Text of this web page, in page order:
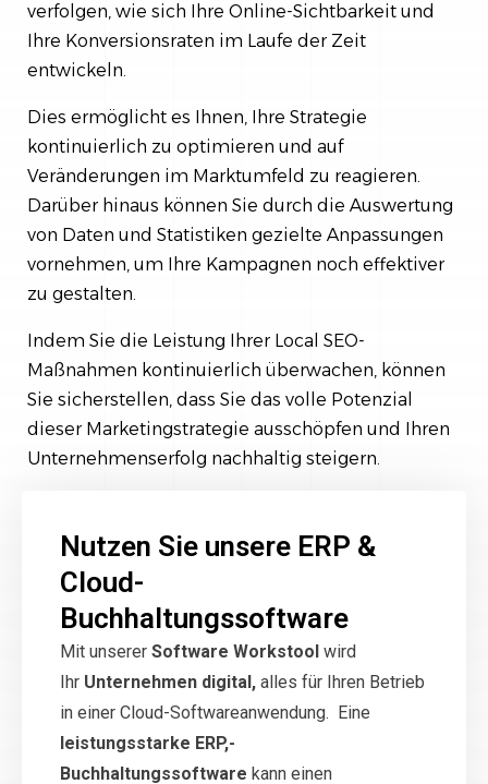
verfolgen, wie sich Ihre Online-Sichtbarkeit und
Ihre Konversionsraten im Laufe der Zeit
entwickeln.
Dies ermöglicht es Ihnen, Ihre Strategie
kontinuierlich zu optimieren und auf
Veränderungen im Marktumfeld zu reagieren.
Darüber hinaus können Sie durch die Auswertung
von Daten und Statistiken gezielte Anpassungen
vornehmen, um Ihre Kampagnen noch effektiver
zu gestalten.
Indem Sie die Leistung Ihrer Local SEO-
Maßnahmen kontinuierlich überwachen, können
Sie sicherstellen, dass Sie das volle Potenzial
dieser Marketingstrategie ausschöpfen und Ihren
Unternehmenserfolg nachhaltig steigern.
Nutzen Sie unsere ERP &
Cloud-
Buchhaltungssoftware
Mit unserer Software Workstool wird
Ihr Unternehmen digital, alles für Ihren Betrieb
in einer Cloud-Softwareanwendung. Eine
leistungsstarke ERP,-
Buchhaltungssoftware kann einen